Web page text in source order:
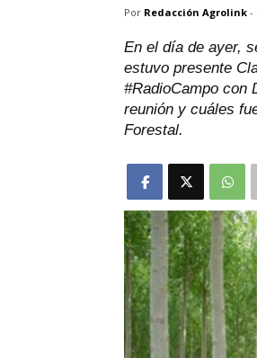
Por Redacción Agrolink -
En el día de ayer,
estuvo presente
#RadioCampo con
reunión y cuáles
Forestal.